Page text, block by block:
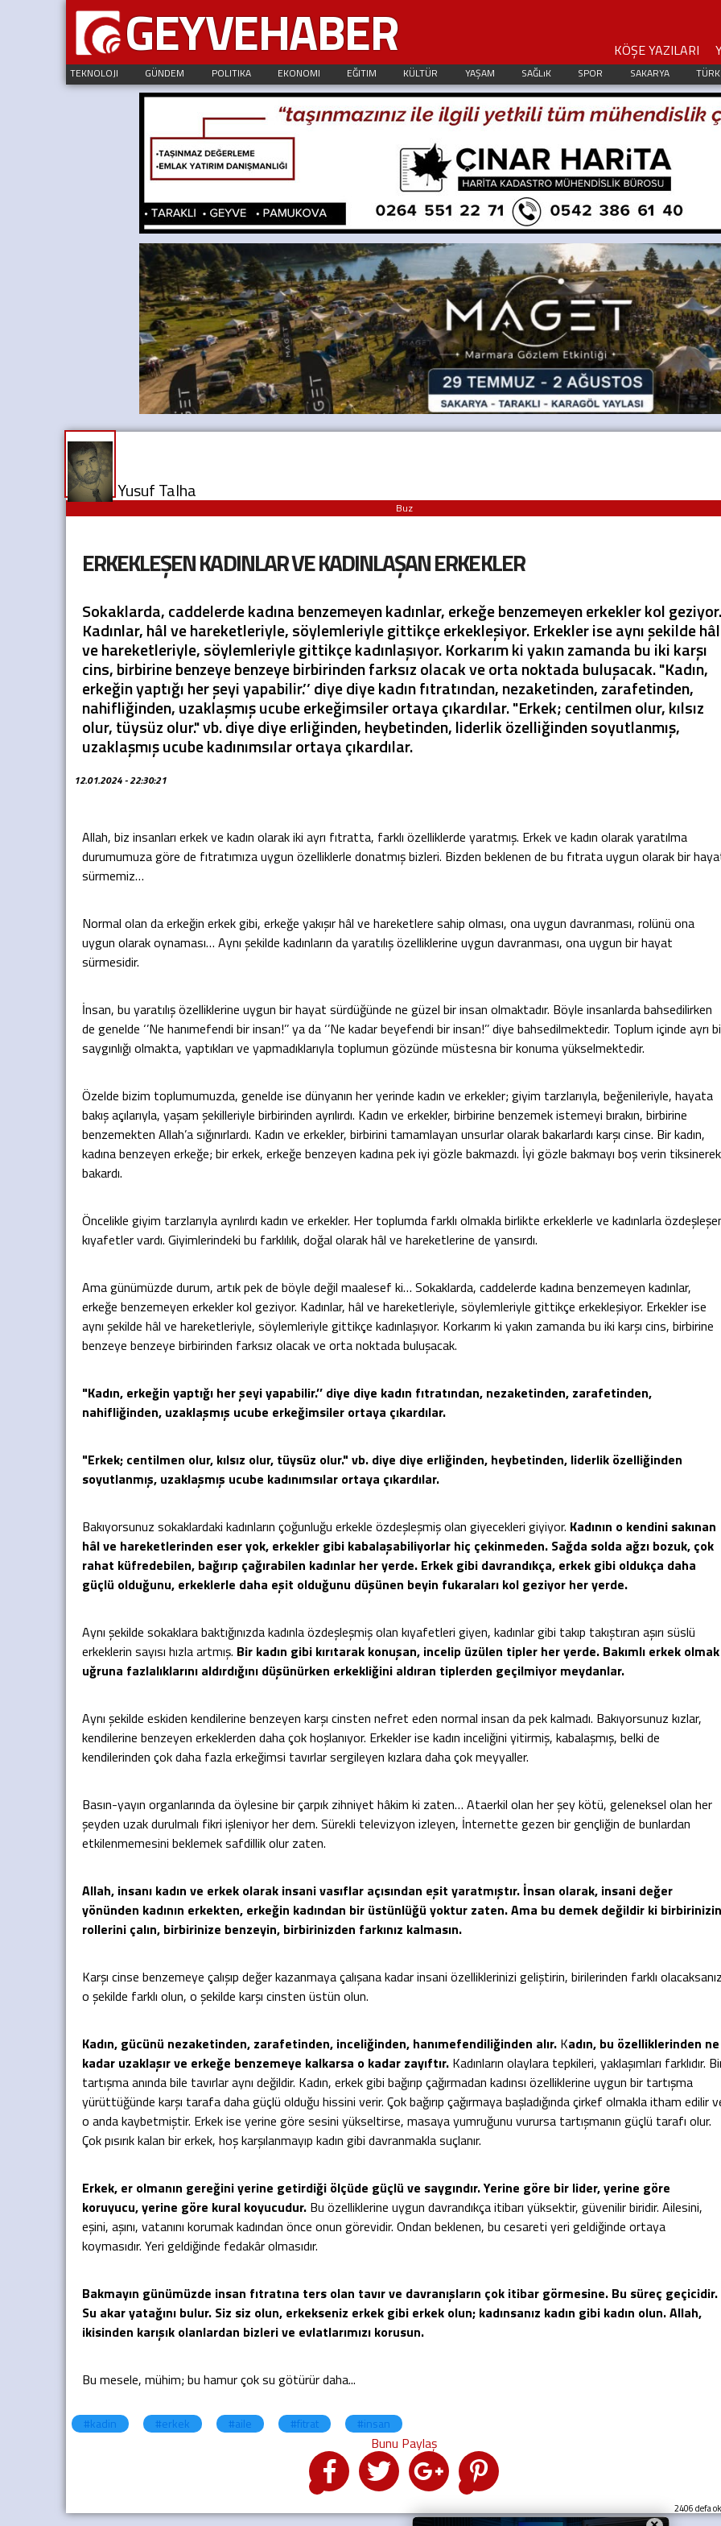
GEYVEHABER KÖŞE YAZILARI
TEKNOLOJI GÜNDEM POLITIKA EKONOMI EĞITIM KÜLTÜR YAŞAM SAĞLıK SPOR SAKARYA
Yusuf Talha
Buz
ERKEKLEŞEN KADINLAR VE KADINLAŞAN ERKEKLER
Sokaklarda, caddelerde kadına benzemeyen kadınlar, erkeğe benzemeyen erkekler kol geziyor.
Kadınlar, hâl ve hareketleriyle, söylemleriyle gittikçe erkekleşiyor. Erkekler ise aynı şekilde hâl
ve hareketleriyle, söylemleriyle gittikçe kadınlaşıyor. Korkarım ki yakın zamanda bu iki karşı
cins, birbirine benzeye benzeye birbirinden farksız olacak ve orta noktada buluşacak. "Kadın,
erkeğin yaptığı her şeyi yapabilir.’’ diye diye kadın fıtratından, nezaketinden, zarafetinden,
nahifliğinden, uzaklaşmış ucube erkeğimsiler ortaya çıkardılar. "Erkek; centilmen olur, kılsız
olur, tüysüz olur." vb. diye diye erliğinden, heybetinden, liderlik özelliğinden soyutlanmış,
uzaklaşmış ucube kadınımsılar ortaya çıkardılar.
12.01.2024 - 22:30:21
Allah, biz insanları erkek ve kadın olarak iki ayrı fıtratta, farklı özelliklerde yaratmış. Erkek ve kadın olarak yaratılma
durumumuza göre de fıtratımıza uygun özelliklerle donatmış bizleri. Bizden beklenen de bu fıtrata uygun olarak bir
sürmemiz…
Normal olan da erkeğin erkek gibi, erkeğe yakışır hâl ve hareketlere sahip olması, ona uygun davranması, rolünü ona
uygun olarak oynaması… Aynı şekilde kadınların da yaratılış özelliklerine uygun davranması, ona uygun bir hayat
sürmesidir.
İnsan, bu yaratılış özelliklerine uygun bir hayat sürdüğünde ne güzel bir insan olmaktadır. Böyle insanlarda bahsedilirken
de genelde ‘’Ne hanımefendi bir insan!’’ ya da ‘’Ne kadar beyefendi bir insan!’’ diye bahsedilmektedir. Toplum içinde ayrı
saygınlığı olmakta, yaptıkları ve yapmadıklarıyla toplumun gözünde müstesna bir konuma yükselmektedir.
Özelde bizim toplumumuzda, genelde ise dünyanın her yerinde kadın ve erkekler; giyim tarzlarıyla, beğenileriyle, hayata
bakış açılarıyla, yaşam şekilleriyle birbirinden ayrılırdı. Kadın ve erkekler, birbirine benzemek istemeyi bırakın, birbirine
benzemekten Allah’a sığınırlardı. Kadın ve erkekler, birbirini tamamlayan unsurlar olarak bakarlardı karşı cinse. Bir kadın,
kadına benzeyen erkeğe; bir erkek, erkeğe benzeyen kadına pek iyi gözle bakmazdı. İyi gözle bakmayı boş verin tiksinerek
bakardı.
Öncelikle giyim tarzlarıyla ayrılırdı kadın ve erkekler. Her toplumda farklı olmakla birlikte erkeklerle ve kadınlarla
kıyafetler vardı. Giyimlerindeki bu farklılık, doğal olarak hâl ve hareketlerine de yansırdı.
Ama günümüzde durum, artık pek de böyle değil maalesef ki… Sokaklarda, caddelerde kadına benzemeyen kadınlar,
erkeğe benzemeyen erkekler kol geziyor. Kadınlar, hâl ve hareketleriyle, söylemleriyle gittikçe erkekleşiyor. Erkekler ise
aynı şekilde hâl ve hareketleriyle, söylemleriyle gittikçe kadınlaşıyor. Korkarım ki yakın zamanda bu iki karşı cins, birbirine
benzeye benzeye birbirinden farksız olacak ve orta noktada buluşacak.
"Kadın, erkeğin yaptığı her şeyi yapabilir.’’ diye diye kadın fıtratından, nezaketinden, zarafetinden,
nahifliğinden, uzaklaşmış ucube erkeğimsiler ortaya çıkardılar.
"Erkek; centilmen olur, kılsız olur, tüysüz olur." vb. diye diye erliğinden, heybetinden, liderlik özelliğinden
soyutlanmış, uzaklaşmış ucube kadınımsılar ortaya çıkardılar.
Bakıyorsunuz sokaklardaki kadınların çoğunluğu erkekle özdeşleşmiş olan giyecekleri giyiyor. Kadının o kendini sakınan
hâl ve hareketlerinden eser yok, erkekler gibi kabalaşabiliyorlar hiç çekinmeden. Sağda solda ağzı bozuk, çok
rahat küfredebilen, bağırıp çağırabilen kadınlar her yerde. Erkek gibi davrandıkça, erkek gibi oldukça daha
güçlü olduğunu, erkeklerle daha eşit olduğunu düşünen beyin fukaraları kol geziyor her yerde.
Aynı şekilde sokaklara baktığınızda kadınla özdeşleşmiş olan kıyafetleri giyen, kadınlar gibi takıp takıştıran aşırı süslü
erkeklerin sayısı hızla artmış. Bir kadın gibi kırıtarak konuşan, incelip üzülen tipler her yerde. Bakımlı erkek olmak
uğruna fazlalıklarını aldırdığını düşünürken erkekliğini aldıran tiplerden geçilmiyor meydanlar.
Aynı şekilde eskiden kendilerine benzeyen karşı cinsten nefret eden normal insan da pek kalmadı. Bakıyorsunuz kızlar,
kendilerine benzeyen erkeklerden daha çok hoşlanıyor. Erkekler ise kadın inceliğini yitirmiş, kabalaşmış, belki de
kendilerinden çok daha fazla erkeğimsi tavırlar sergileyen kızlara daha çok meyyaller.
Basın-yayın organlarında da öylesine bir çarpık zihniyet hâkim ki zaten… Ataerkil olan her şey kötü, geleneksel olan her
şeyden uzak durulmalı fikri işleniyor her dem. Sürekli televizyon izleyen, İnternette gezen bir gençliğin de bunlardan
etkilenmemesini beklemek safdillik olur zaten.
Allah, insanı kadın ve erkek olarak insani vasıflar açısından eşit yaratmıştır. İnsan olarak, insani değer
yönünden kadının erkekten, erkeğin kadından bir üstünlüğü yoktur zaten. Ama bu demek değildir ki birbirinizin
rollerini çalın, birbirinize benzeyin, birbirinizden farkınız kalmasın.
Karşı cinse benzemeye çalışıp değer kazanmaya çalışana kadar insani özelliklerinizi geliştirin, birilerinden farklı
o şekilde farklı olun, o şekilde karşı cinsten üstün olun.
Kadın, gücünü nezaketinden, zarafetinden, inceliğinden, hanımefendiliğinden alır. Kadın, bu özelliklerinden ne
kadar uzaklaşır ve erkeğe benzemeye kalkarsa o kadar zayıftır. Kadınların olaylara tepkileri, yaklaşımları farklıdır.
tartışma anında bile tavırlar aynı değildir. Kadın, erkek gibi bağırıp çağırmadan kadınsı özelliklerine uygun bir tartışma
yürüttüğünde karşı tarafa daha güçlü olduğu hissini verir. Çok bağırıp çağırmaya başladığında çirkef olmakla itham edilir
o anda kaybetmiştir. Erkek ise yerine göre sesini yükseltirse, masaya yumruğunu vurursa tartışmanın güçlü tarafı olur.
Çok pısırık kalan bir erkek, hoş karşılanmayıp kadın gibi davranmakla suçlanır.
Erkek, er olmanın gereğini yerine getirdiği ölçüde güçlü ve saygındır. Yerine göre bir lider, yerine göre
koruyucu, yerine göre kural koyucudur. Bu özelliklerine uygun davrandıkça itibarı yüksektir, güvenilir biridir. Ailesini,
eşini, aşını, vatanını korumak kadından önce onun görevidir. Ondan beklenen, bu cesareti yeri geldiğinde ortaya
koymasıdır. Yeri geldiğinde fedakâr olmasıdır.
Bakmayın günümüzde insan fıtratına ters olan tavır ve davranışların çok itibar görmesine. Bu süreç geçicidir.
Su akar yatağını bulur. Siz siz olun, erkekseniz erkek gibi erkek olun; kadınsanız kadın gibi kadın olun. Allah,
ikisinden karışık olanlardan bizleri ve evlatlarımızı korusun.
Bu mesele, mühim; bu hamur çok su götürür daha...
#kadin #erkek #aile #fitrat #insan
2406 defa